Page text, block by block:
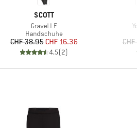
MARKE
SCOTT
Artikel
Gravel LF
Produktgruppe
Handschuhe
Preis
CHF 38.95reduzierter Preis
CHF 16.36
4.5(2)